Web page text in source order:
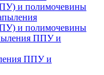
и полимочевины
ППУ и